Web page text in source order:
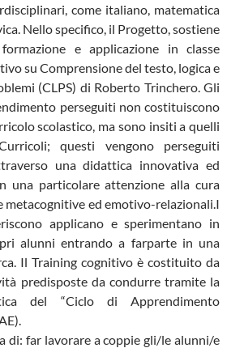
come italiano, matematica
Nello specifico, il Progetto, sostiene
e applicazione in classe
su Comprensione del testo, logica e
(CLPS) di Roberto Trinchero. Gli
perseguiti non costituiscono
scolastico, ma sono insiti a quelli
questi vengono perseguiti
una didattica innovativa ed
una particolare attenzione alla cura
metacognitive ed emotivo-relazionali.I
applicano e sperimentano in
alunni entrando a farparte in una
Il Training cognitivo è costituito da
predisposte da condurre tramite la
del “Ciclo di Apprendimento
di: far lavorare a coppie gli/le alunni/e